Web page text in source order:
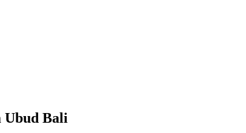
Ubud Bali